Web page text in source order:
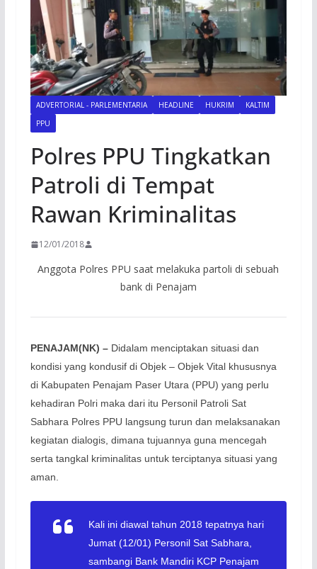
ADVERTORIAL - PARLEMENTARIA HEADLINE HUKRIM
KALTIM
PPU
Polres PPU Tingkatkan
Patroli di Tempat
Rawan Kriminalitas
12/01/2018
Anggota Polres PPU saat melakuka partoli di sebuah
bank di Penajam
PENAJAM(NK) –Didalam menciptakan situasi dan
kondisi yang kondusif di Objek – Objek Vital khususnya
di Kabupaten Penajam Paser Utara (PPU) yang perlu
kehadiran Polri maka dari itu Personil Patroli Sat
Sabhara Polres PPU langsung turun dan melaksanakan
kegiatan dialogis, dimana tujuannya guna mencegah
serta tangkal kriminalitas untuk terciptanya situasi yang
aman.
Kali ini diawal tahun 2018 tepatnya hari
Jumat (12/01) Personil Sat Sabhara,
sambangi Bank Mandiri KCP Penajam